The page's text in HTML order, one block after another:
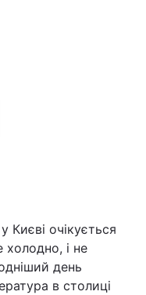
Києві очікується
холодно, і не
день
в столиці